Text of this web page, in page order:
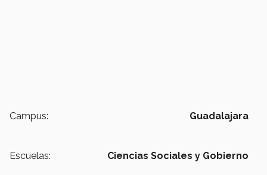
Campus: Guadalajara
Escuelas: Ciencias Sociales y Gobierno